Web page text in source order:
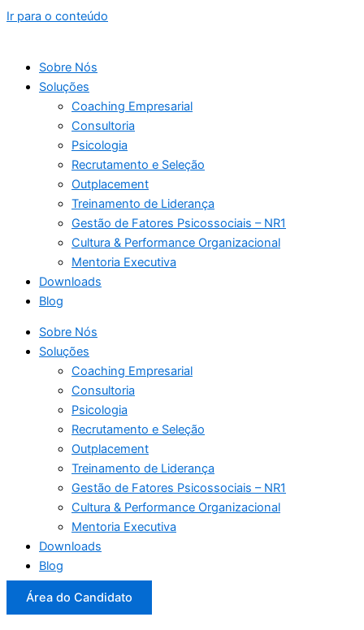
Ir para o conteúdo
Sobre Nós
Soluções
Coaching Empresarial
Consultoria
Psicologia
Recrutamento e Seleção
Outplacement
Treinamento de Liderança
Gestão de Fatores Psicossociais – NR1
Cultura & Performance Organizacional
Mentoria Executiva
Downloads
Blog
Sobre Nós
Soluções
Coaching Empresarial
Consultoria
Psicologia
Recrutamento e Seleção
Outplacement
Treinamento de Liderança
Gestão de Fatores Psicossociais – NR1
Cultura & Performance Organizacional
Mentoria Executiva
Downloads
Blog
Área do Candidato